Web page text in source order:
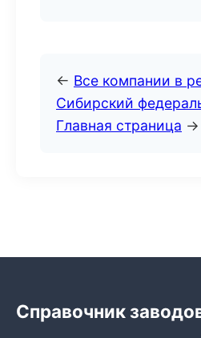
← Все компании в
Сибирский
Главная страница →
Справочник